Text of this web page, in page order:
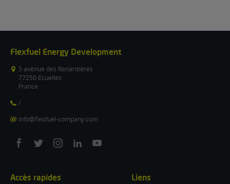
Flexfuel Energy Development
5 avenue des Renardières
77250 Ecuelles
France
/
info@flexfuel-company.com
On
On
On
On
On
Accès rapides Liens